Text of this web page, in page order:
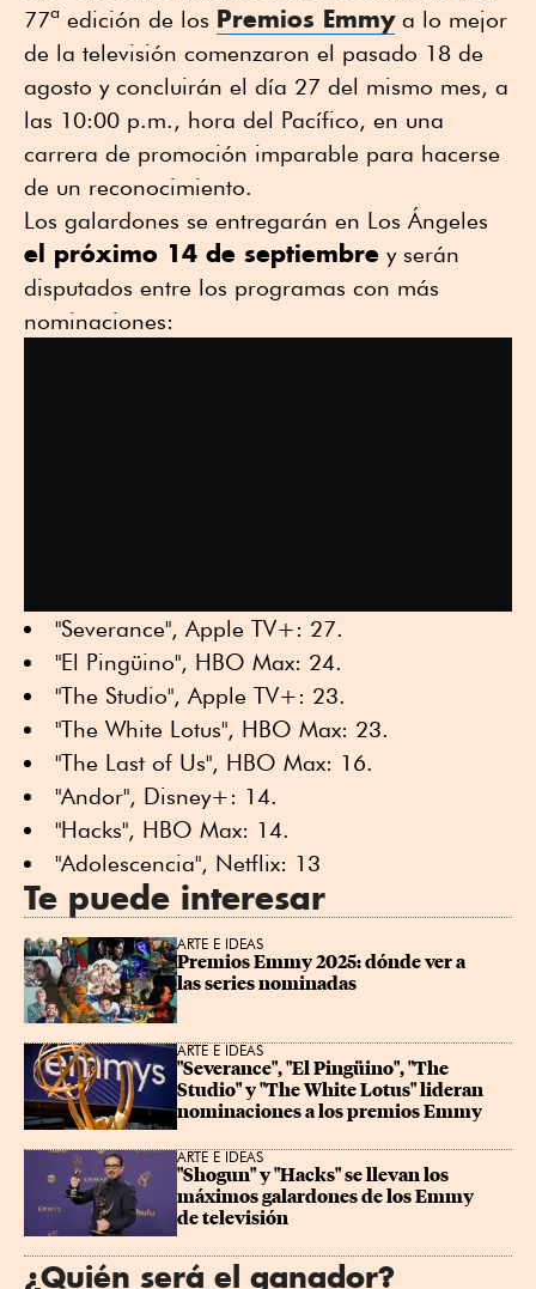
77ª edición de los Premios Emmya lo mejor
de la televisión comenzaron el pasado 18 de
agosto y concluirán el día 27 del mismo mes, a
las 10:00 p.m., hora del Pacífico, en una
carrera de promoción imparable para hacerse
de un reconocimiento.
Los galardones se entregarán en Los Ángeles
el próximo 14 de septiembre y serán
disputados entre los programas con más
nominaciones:
"Severance", Apple TV+: 27.
"El Pingüino", HBO Max: 24.
"The Studio", Apple TV+: 23.
"The White Lotus", HBO Max: 23.
"The Last of Us", HBO Max: 16.
"Andor", Disney+: 14.
"Hacks", HBO Max: 14.
"Adolescencia", Netflix: 13
Te puede interesar
ARTE E IDEAS
Premios Emmy 2025: dónde ver a
las series nominadas
ARTE E IDEAS
"Severance", "El Pingüino", "The
Studio" y "The White Lotus" lideran
nominaciones a los premios Emmy
ARTE E IDEAS
"Shogun" y "Hacks" se llevan los
máximos galardones de los Emmy
de televisión
¿Quién será el ganador?